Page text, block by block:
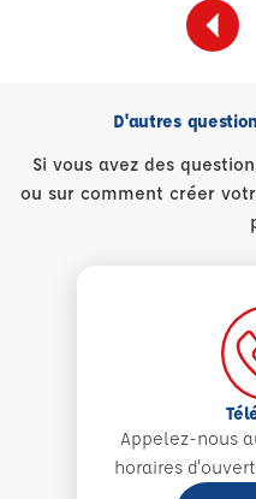
D'autres
Si vous avez des
ou sur comment créer
Appelez-nous
horaires